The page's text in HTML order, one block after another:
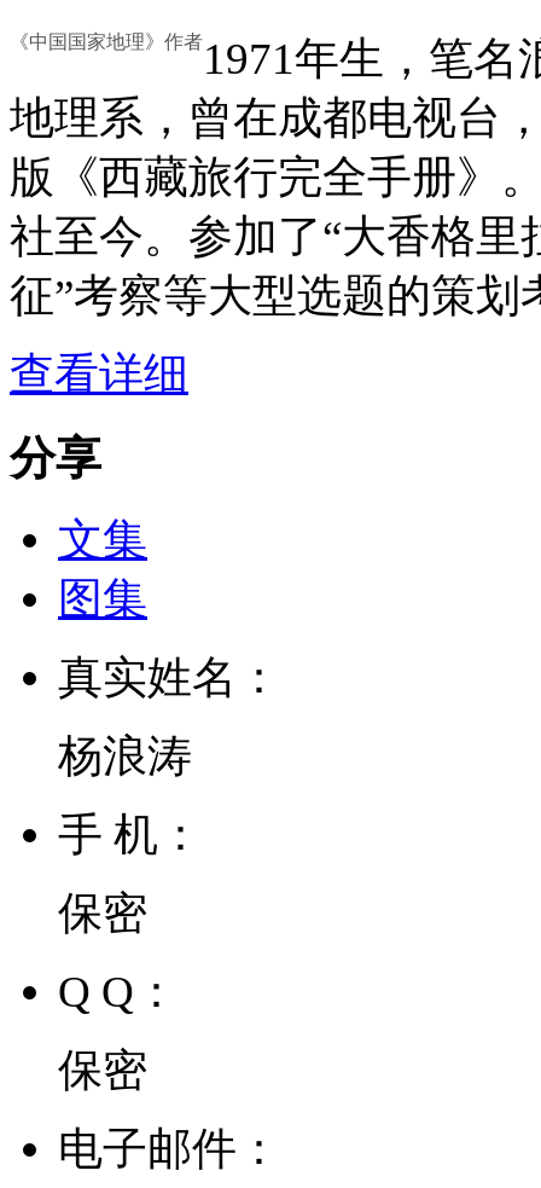
《中国国家地理》作者1971年生，笔名
地理系，曾在成都电视台
版《西藏旅行完全手册》
社至今。参加了“大香格里
征”考察等大型选题的策划
查看详细
分享
文集
图集
真实姓名：
杨浪涛
手 机：
保密
Q Q：
保密
电子邮件：